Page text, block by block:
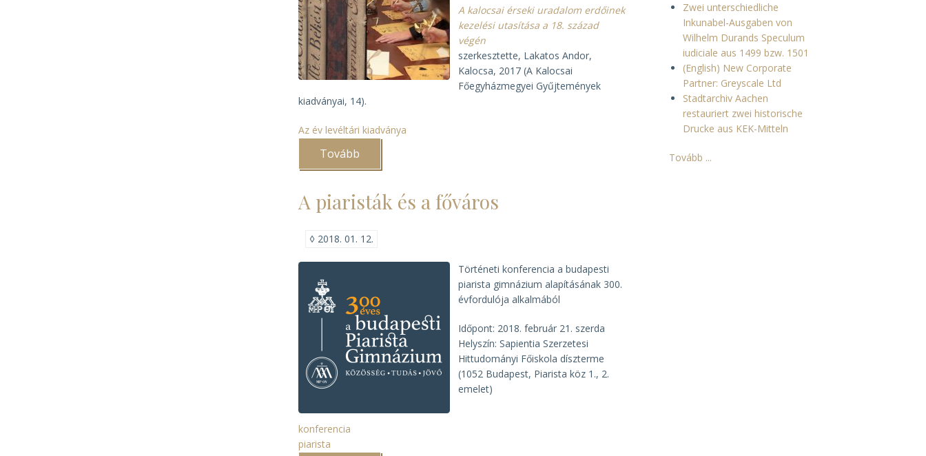
A kalocsai érseki uradalom erdőinek
kezelési utasítása a 18. század
végén
szerkesztette, Lakatos Andor,
Kalocsa, 2017 (A Kalocsai
Főegyházmegyei Gyűjtemények
kiadványai, 14).
Az év levéltári kiadványa
Tovább
levéltári
2017.
évi
A piaristák és a főváros
◊ 2018. 01. 12.
Történeti konferencia a budapesti
piarista gimnázium alapításának 300.
évfordulója alkalmából
Időpont: 2018. február 21. szerda
Helyszín: Sapientia Szerzetesi
Hittudományi Főiskola díszterme
(1052 Budapest, Piarista köz 1., 2.
emelet)
konferencia
piarista
Zwei unterschiedliche
Inkunabel-Ausgaben von
Wilhelm Durands Speculum
iudiciale aus 1499 bzw. 1501
(English) New Corporate
Partner: Greyscale Ltd
Stadtarchiv Aachen
restauriert zwei historische
Drucke aus KEK-Mitteln
Tovább ...